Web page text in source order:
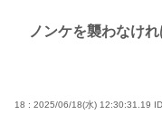
ノンケを襲わなけ
18 : 2025/06/18(水) 12:30:31.19